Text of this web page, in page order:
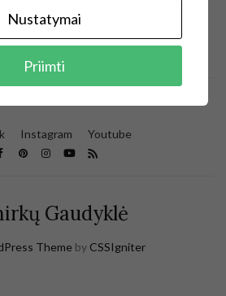
Instagram Youtube
Gaudyklė
Theme by CSSIgniter
Nustatymai
Priimti